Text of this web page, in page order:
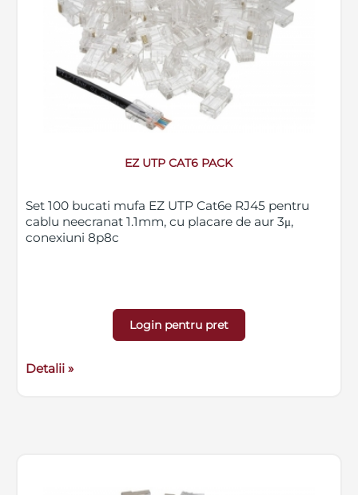
EZ UTP CAT6 PACK
Set 100 bucati mufa EZ UTP Cat6e RJ45 pentru
cablu neecranat 1.1mm, cu placare de aur 3μ,
conexiuni 8p8c
Login pentru pret
Detalii »